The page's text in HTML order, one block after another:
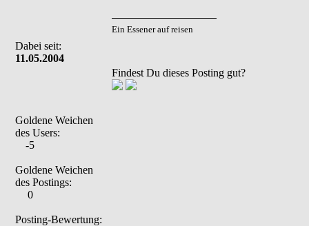
Dabei seit:
11.05.2004
Goldene Weichen
des Users:
-5
Goldene Weichen
des Postings:
0
Posting-Bewertung:
Ein Essener auf reisen
Findest Du dieses Posting gut?